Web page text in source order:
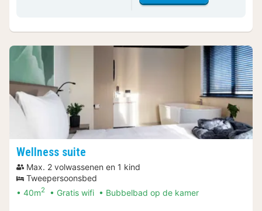
Wellness suite
Max. 2 volwassenen en 1 kind
Tweepersoonsbed
40m2 Gratis wifi Bubbelbad op de kamer